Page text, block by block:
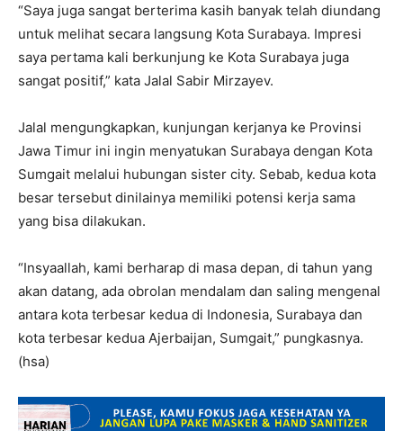
“Saya juga sangat berterima kasih banyak telah diundang
untuk melihat secara langsung Kota Surabaya. Impresi
saya pertama kali berkunjung ke Kota Surabaya juga
sangat positif,” kata Jalal Sabir Mirzayev.
Jalal mengungkapkan, kunjungan kerjanya ke Provinsi
Jawa Timur ini ingin menyatukan Surabaya dengan Kota
Sumgait melalui hubungan sister city. Sebab, kedua kota
besar tersebut dinilainya memiliki potensi kerja sama
yang bisa dilakukan.
“Insyaallah, kami berharap di masa depan, di tahun yang
akan datang, ada obrolan mendalam dan saling mengenal
antara kota terbesar kedua di Indonesia, Surabaya dan
kota terbesar kedua Ajerbaijan, Sumgait,” pungkasnya.
(hsa)